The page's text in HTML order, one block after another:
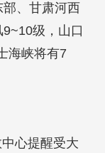
、甘肃河西
级，山口
海峡将有7
心提醒受大